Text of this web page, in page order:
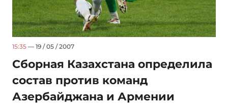
15:35 — 19 / 05 / 2007
Сборная Казахстана определила
состав против команд
Азербайджана и Армении